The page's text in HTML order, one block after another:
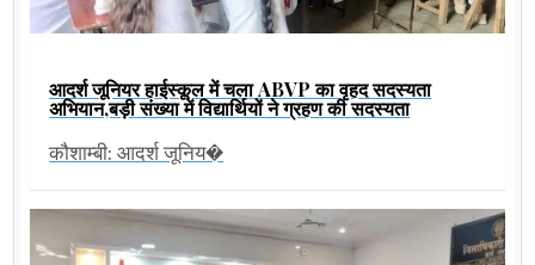
आदर्श जूनियर हाईस्कूल में चला ABVP का वृहद सदस्यता
अभियान,बड़ी संख्या में विद्यार्थियों ने ग्रहण की सदस्यता
कौशाम्बी: आदर्श जूनिय�